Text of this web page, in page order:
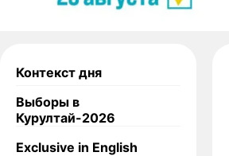
Контекст дня
Выборы в
Курултай-2026
Exclusive in English